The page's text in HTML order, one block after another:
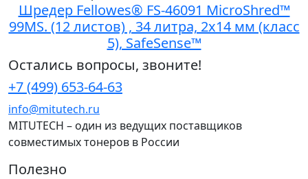
Шредер Fellowes® FS-46091 MicroShred™
99MS. (12 листов) , 34 литра, 2х14 мм (класс
5), SafeSense™
Остались вопросы, звоните!
+7 (499) 653-64-63
info@mitutech.ru
MITUTECH – один из ведущих поставщиков
совместимых тонеров в России
Полезно